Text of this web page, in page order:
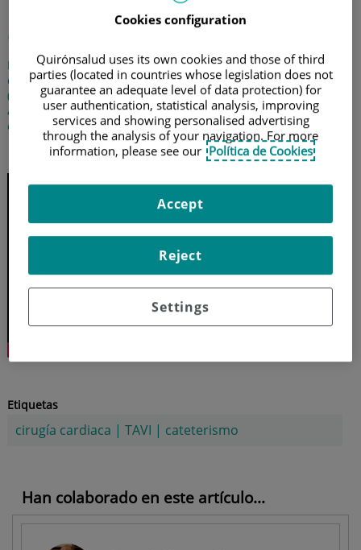
cirugía cardiaca?
El doctor Julio Carballo Garrido, jefe del servicio de Cardiología
del Hospital El Pilar, nos habla sobre la técnica TAVI
(implantación transcatéter de la válvula aórtica) como
alternativa a la cirugía convencional. Se emplea en pacientes
con alto riesgo y presenta una tasa de éxito del 90-95%
18 de febrero de 2016
Etiquetas
cirugía cardiaca | TAVI | cateterismo
Han colaborado en este artículo...
Cookies configuration
Quirónsalud uses its own cookies and those of third
parties (located in countries whose legislation does not
guarantee an adequate level of data protection) for
user authentication, statistical analysis, improving
services and showing personalised advertising
through the analysis of your navigation. For more
information, please see our Política de Cookies
Settings
Reject
Accept